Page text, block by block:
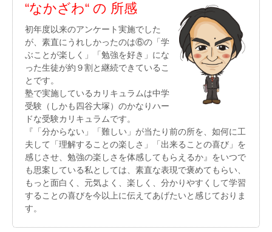
“なかざわ“ の 所感
初年度以来のアンケート実施でした
が、素直にうれしかったのは⑥の「学
ぶことが楽しく」「勉強を好き」にな
った生徒が約９割と継続できているこ
とです。
塾で実施しているカリキュラムは中学
受験（しかも四谷大塚）のかなりハー
ドな受験カリキュラムです。
『「分からない」「難しい」が当たり前の所を、如何に工
夫して「理解することの楽しさ」「出来ることの喜び」を
感じさせ、勉強の楽しさを体感してもらえるか』をいつで
も思案している私としては、素直な表現で褒めてもらい、
もっと面白く、元気よく、楽しく、分かりやすくして学習
することの喜びを今以上に伝えてあげたいと感じておりま
す。